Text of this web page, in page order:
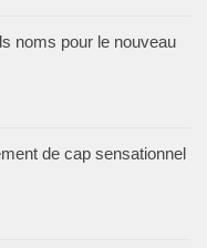
noms pour le nouveau
de cap sensationnel